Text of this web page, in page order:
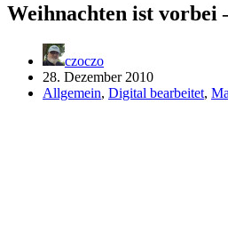
Weihnachten ist vorbei
czoczo
28. Dezember 2010
Allgemein, Digital bearbeitet,